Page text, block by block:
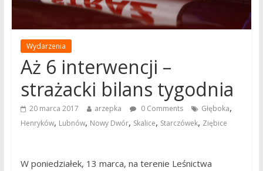
Wydarzenia
Aż 6 interwencji –
strażacki bilans tygodnia
20 marca 2017 arzepka 0 Comments Głęboka,
Henryków, Lubnów, Nowy Dwór, Skalice, Starczówek, Ziębice
W poniedziałek, 13 marca, na terenie Leśnictwa